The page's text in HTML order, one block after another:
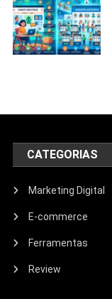
CATEGORIAS
Marketing Digital
E-commerce
Ferramentas
Review